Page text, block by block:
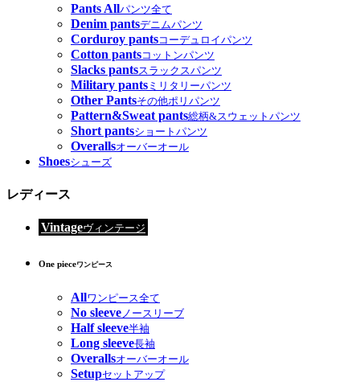
Pants Allパンツ全て
Denim pantsデニムパンツ
Corduroy pantsコーデュロイパンツ
Cotton pantsコットンパンツ
Slacks pantsスラックスパンツ
Military pants ミリタリーパンツ
Other Pantsその他ポリパンツ
Pattern&Sweat pants総柄&スウェットパンツ
Short pantsショートパンツ
Overallsオーバーオール
Shoesシューズ
レディース
Vintageヴィンテージ
One pieceワンピース
Allワンピース全て
No sleeveノースリーブ
Half sleeve半袖
Long sleeve長袖
Overallsオーバーオール
Setupセットアップ